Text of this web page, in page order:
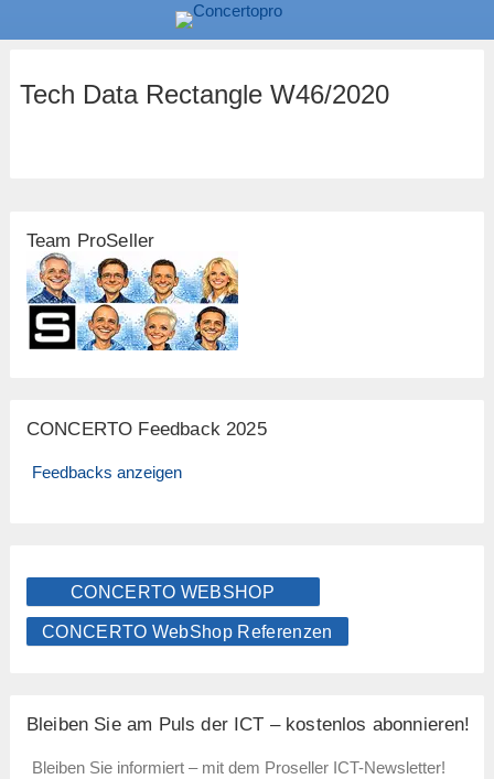
Tech Data Rectangle W46/2020
Team ProSeller
CONCERTO Feedback 2025
Feedbacks anzeigen
CONCERTO WEBSHOP
CONCERTO WebShop Referenzen
Bleiben Sie am Puls der ICT – kostenlos abonnieren!
Bleiben Sie informiert – mit dem Proseller ICT-Newsletter!